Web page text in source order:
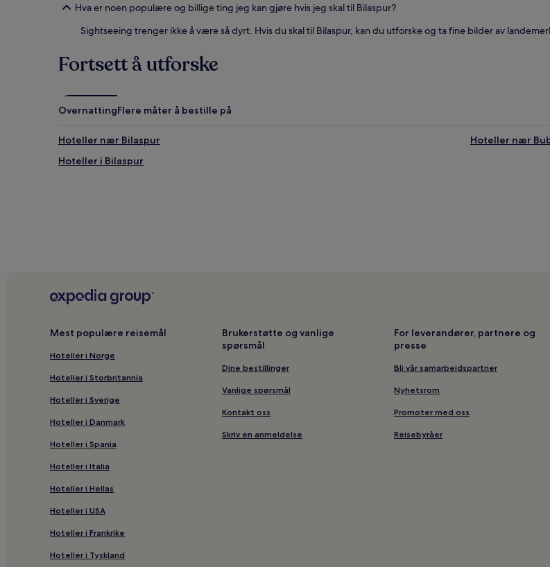
Hva er noen populære og billige ting jeg kan gjøre hvis jeg skal til Bilaspur?
Sightseeing trenger ikke å være så dyrt. Hvis du skal til Bilaspur, kan du utforske og ta fine bilder av
Fortsett å utforske
OvernattingFlere måter å bestille på
Hoteller nær Bilaspur
Hoteller nær
Hoteller i Bilaspur
Mest populære reisemål
Hoteller i Norge
Hoteller i Storbritannia
Hoteller i Sverige
Hoteller i Danmark
Hoteller i Spania
Hoteller i Italia
Hoteller i Hellas
Hoteller i USA
Hoteller i Frankrike
Hoteller i Tyskland
Brukerstøtte og vanlige
spørsmål
Dine bestillinger
Vanlige spørsmål
Kontakt oss
Skriv en anmeldelse
For leverandører, partnere og
presse
Bli vår samarbeidspartner
Nyhetsrom
Promoter med oss
Reisebyråer